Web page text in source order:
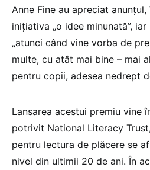
Anne Fine au apreciat anunțul,
inițiativa „o idee minunată”,
„atunci când vine vorba de
multe, cu atât mai bine – mai
pentru copii, adesea nedrept
Lansarea acestui premiu vine
potrivit National Literacy
pentru lectura de plăcere se
nivel din ultimii 20 de ani. În